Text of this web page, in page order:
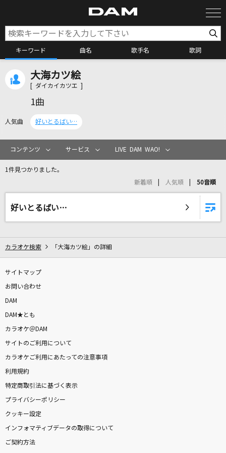
キーワード 曲名 歌手名 歌詞
カラオケリクエスト
リアルタイムで歌われている曲の一覧
Official髭男dism
[生音]憂、燦々
るてん
Chevon
ペンディング・マシーン
Official髭男dism
[生音]HOT LIMIT
大海カツ絵
[ ダイカイカツエ ]
1曲
人気曲 好いとるばい…
コンテンツ サービス LIVE DAM WAO!
1件見つかりました。
新着順 人気順 50音順
好いとるばい…
カラオケ検索 「大海カツ絵」の詳細
サイトマップ
お問い合わせ
DAM
DAM★とも
カラオケ＠DAM
サイトのご利用について
カラオケご利用にあたっての注意事項
利用規約
特定商取引法に基づく表示
プライバシーポリシー
クッキー設定
インフォマティブデータの取得について
ご契約方法